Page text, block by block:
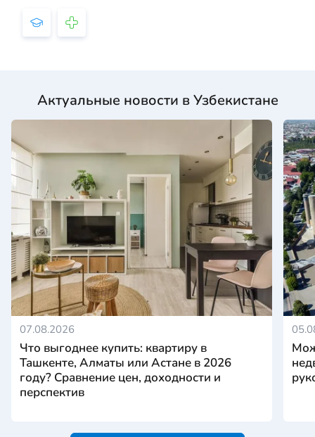
Актуальные новости в Узбекистане
07.08.2026
Что выгоднее купить: квартиру в
Ташкенте, Алматы или Астане в 2026
году? Сравнение цен, доходности и
перспектив